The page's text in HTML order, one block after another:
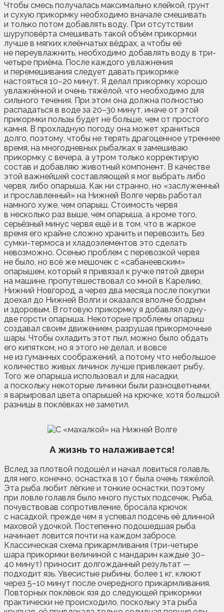
Чтобы смесь получалась максимально клейкой, грунт
и сухую прикормку необходимо вначале смешивать
и только потом добавлять воду. При отсутствии
шуруповёрта смешивать такой объём прикормки
лучше в мягких клеёнчатых вёдрах, а чтобы её
не переувлажнить, необходимо добавлять воду в три-
четыре приёма. После каждого увлажнения
и перемешивания следует давать прикормке
настояться 10–20 минут. Я делал прикормку хорошо
увлажнённой и очень тяжёлой, что необходимо для
сильного течения. При этом она должна полностью
распадаться в воде за 20–30 минут, иначе от этой
прикормки пользы будет не больше, чем от простого
камня. В прохладную погоду она может храниться
долго, поэтому, чтобы не терять драгоценное утреннее
время, на многодневных рыбалках я замешиваю
прикормку с вечера, а утром только корректирую
состав и добавляю животный компонент. В качестве
этой важнейшей составляющей я мог выбрать либо
червя, либо опарыша. Как ни странно, но «заслуженный
и прославленный» на Нижней Волге червь работал
намного хуже, чем опарыш. Стоимость червя
в несколько раз выше, чем опарыша, а кроме того,
серьёзный минус червя ещё и в том, что в жаркое
время его крайне сложно хранить и перевозить. Без
сумки-термоса и хладоэлементов это сделать
невозможно. Осенью проблем с перевозкой червя
не было, но всё же мешочек с «сабанеевским»
опарышем, который я привязал к ручке пятой двери
на машине, пропутешествовал со мной в Карелию,
Нижний Новгород, а через два месяца после покупки
доехал до Нижней Волги и оказался вполне бодрым
и здоровым. В готовую прикормку я добавлял одну-
две горсти опарыша. Некоторые проблемы опарыш
создавал своим движением, разрушая прикормочные
шары. Чтобы охладить этот пыл, можно было обдать
его кипятком, но я этого не делал, и вовсе
не из гуманных соображений, а потому что небольшое
количество живых личинок лучше привлекает рыбу.
Того же опарыша использовал и для насадки,
а поскольку некоторые личинки были разноцветными,
я варьировал цвета опарышей на крючке, хотя большой
разницы в поклёвках не заметил.
А жизнь то налаживается!
Вслед за плотвой подошёл и начал ловиться голавль,
для него, конечно, оснастка в 10 г была очень тяжёлой.
Эта рыба любит лёгкие и тонкие оснастки, поэтому
при ловле голавля было много пустых подсечек. Рыба,
почувствовав сопротивление, бросала крючок
с насадкой, прежде чем я успевал подсечь её длинной
маховой удочкой. Постепенно подошедшая рыба
начинает ловится почти на каждом забросе.
Классическая схема прикармливания (три-четыре
шара прикормки величиной с мандарин каждые 30–
40 минут) приносит долгожданный результат —
подходит язь. Увесистые рыбины, более 1 кг, клюют
через 5–10 минут после очередного прикармливания.
Повторных поклёвок язя до следующей прикормки
практически не происходило, поскольку эта рыба